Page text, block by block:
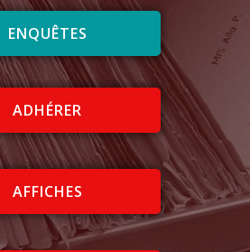
ENQUÊTES
ADHÉRER
AFFICHES